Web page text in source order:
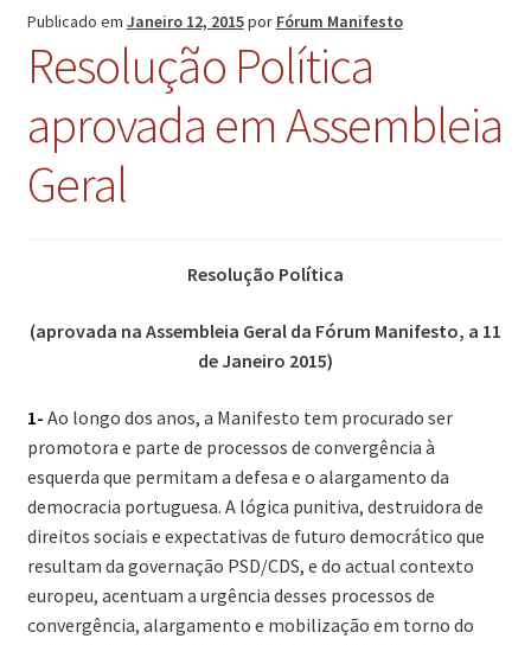
Publicado em Janeiro 12, 2015por Fórum Manifesto
Resolução Política
aprovada em Assembleia
Geral
Resolução Política
(aprovada na Assembleia Geral da Fórum Manifesto, a 11
de Janeiro 2015)
1- Ao longo dos anos, a Manifesto tem procurado ser
promotora e parte de processos de convergência à
esquerda que permitam a defesa e o alargamento da
democracia portuguesa. A lógica punitiva, destruidora de
direitos sociais e expectativas de futuro democrático que
resultam da governação PSD/CDS, e do actual contexto
europeu, acentuam a urgência desses processos de
convergência, alargamento e mobilização em torno do